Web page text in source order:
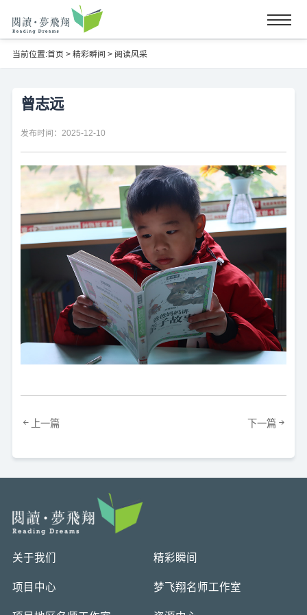
当前位置:首页 > 精彩瞬间 > 阅读风采
曾志远
发布时间：2025-12-10
上一篇 下一篇
关于我们 精彩瞬间
项目中心 梦飞翔名师工作室